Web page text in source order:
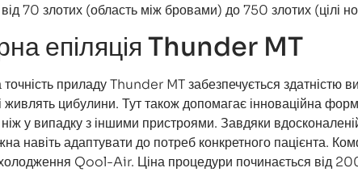
70 злотих (область між бровами) до 750 злотих (цілі
епіляція Thunder MT
приладу Thunder MT забезпечується здатністю
живлять цибулини. Тут також допомагає інноваційна
у випадку з іншими пристроями. Завдяки
навіть адаптувати до потреб конкретного пацієнта.
Qool-Air. Ціна процедури починається від 200